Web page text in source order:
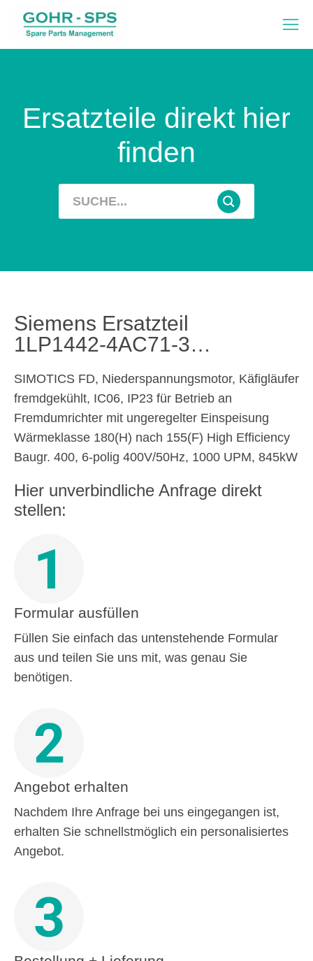
Ersatzteile direkt hier
finden
Siemens Ersatzteil
1LP1442-4AC71-3…
SIMOTICS FD, Niederspannungsmotor, Käfigläufer
fremdgekühlt, IC06, IP23 für Betrieb an
Fremdumrichter mit ungeregelter Einspeisung
Wärmeklasse 180(H) nach 155(F) High Efficiency
Baugr. 400, 6-polig 400V/50Hz, 1000 UPM, 845kW
Hier unverbindliche Anfrage direkt
stellen:
1
Formular ausfüllen
Füllen Sie einfach das untenstehende Formular
aus und teilen Sie uns mit, was genau Sie
benötigen.
2
Angebot erhalten
Nachdem Ihre Anfrage bei uns eingegangen ist,
erhalten Sie schnellstmöglich ein personalisiertes
Angebot.
3